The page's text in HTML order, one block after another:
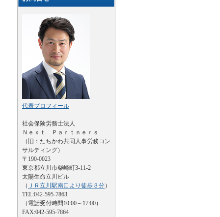
代表プロフィール
社会保険労務士法人
Ｎｅｘｔ Ｐａｒｔｎｅｒｓ
（旧：たちかわ共同人事労務コン
サルティング）
〒190-0023
東京都立川市柴崎町3-11-2
太陽生命立川ビル
（ ＪＲ立川駅南口より徒歩３分）
TEL:042-595-7863
（電話受付時間10:00～17:00）
FAX:042-595-7864